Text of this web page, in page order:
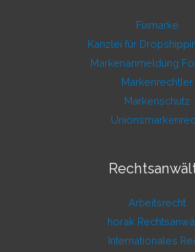
Fixmarke
Kanzlei für
Markenanmeldung
Markenrechtler
Markenschutz
Arbeitsrecht
horak
Internationales